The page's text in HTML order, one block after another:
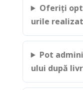
Oferiți
urile
Pot
ului după